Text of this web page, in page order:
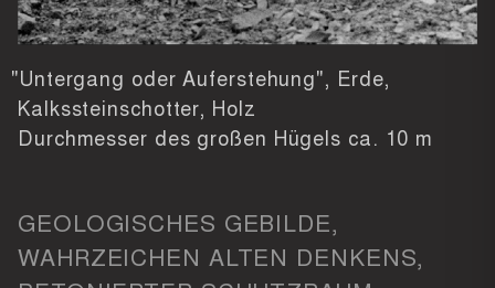
"Untergang oder Auferstehung", Erde,
Kalkssteinschotter, Holz
Durchmesser des großen Hügels ca. 10 m
GEOLOGISCHES GEBILDE,
WAHRZEICHEN ALTEN DENKENS,